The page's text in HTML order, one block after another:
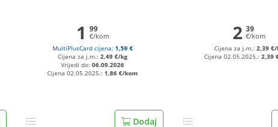
1 99
€/kom
MultiPlusCard cijena: 1,59 €
Cijena za j.m.: 2,49 €/kg
Vrijedi do:06.09.2026
Cijena 02.05.2025.:1,86 €/kom
Dodaj
2 39
€/kom
Cijena za j.m.:2,39
Cijena 02.05.2025.: 2,39